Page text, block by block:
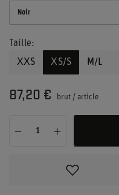
Noir
Taille
XXS
XS/S M/L
87,20 € brut / article